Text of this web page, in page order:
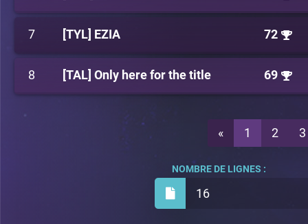
7 [TYL] EZIA 72
8 [TAL] Only here for the title 69
« 1 2 3
16
NOMBRE DE LIGNES :